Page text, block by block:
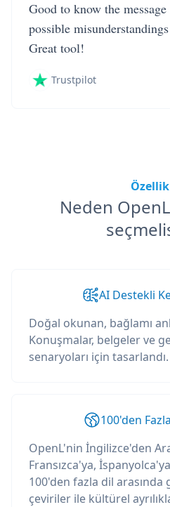
Good to know the
possible
Great tool!
Trustpilot
Neden
AI Destekli
Doğal okunan, bağlamı
Konuşmalar, belgeler ve
senaryoları için tasarlandı.
100'den
OpenL'nin İngilizce'den
Fransızca'ya,
100'den fazla dil
çeviriler ile kültürel